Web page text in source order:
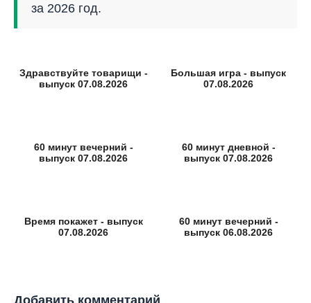
за 2026 год.
Здравствуйте товарищи -
выпуск 07.08.2026
Большая игра - выпуск
07.08.2026
60 минут вечерний -
выпуск 07.08.2026
60 минут дневной -
выпуск 07.08.2026
Время покажет - выпуск
07.08.2026
60 минут вечерний -
выпуск 06.08.2026
Добавить комментарий